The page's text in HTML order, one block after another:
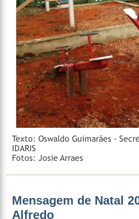
Texto: Oswaldo Guimarães -
IDARIS
Fotos: Josie Arraes
Mensagem de Natal
Alfredo